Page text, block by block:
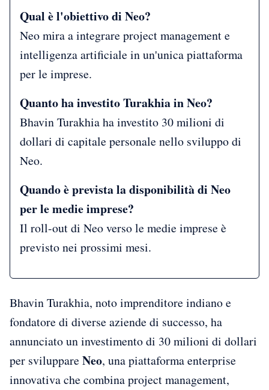
Qual è l'obiettivo di Neo?
Neo mira a integrare project management e
intelligenza artificiale in un'unica piattaforma
per le imprese.
Quanto ha investito Turakhia in Neo?
Bhavin Turakhia ha investito 30 milioni di
dollari di capitale personale nello sviluppo di
Neo.
Quando è prevista la disponibilità di Neo
per le medie imprese?
Il roll-out di Neo verso le medie imprese è
previsto nei prossimi mesi.
Bhavin Turakhia, noto imprenditore indiano e
fondatore di diverse aziende di successo, ha
annunciato un investimento di 30 milioni di dollari
per sviluppare Neo, una piattaforma enterprise
innovativa che combina project management,